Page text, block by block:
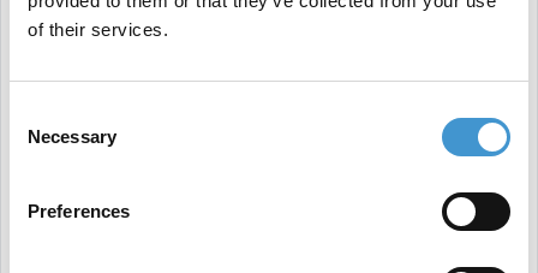
of their services.
Selection
Necessary
Preferences
tilbringe mer tid på siden. Dette er en god indikator
på godt innhold for søkemotoren, som påvirker
deres crawl av siden og dermed rangeringer.
2. Ikke gjør som alle andre – lag unikt innhold
Når du gjør et Google-søk på «SEO» dukker det opp
ufattelige 1 510 000 000 resultater på under ett